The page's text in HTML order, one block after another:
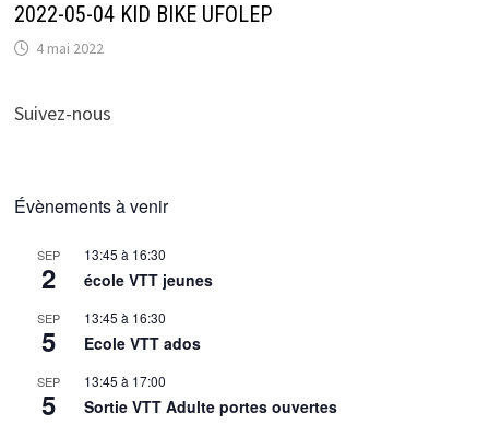
2022-05-04 KID BIKE UFOLEP
4 mai 2022
Suivez-nous
Évènements à venir
SEP
2
13:45 à 16:30
école VTT jeunes
SEP
5
13:45 à 16:30
Ecole VTT ados
SEP
5
13:45 à 17:00
Sortie VTT Adulte portes ouvertes